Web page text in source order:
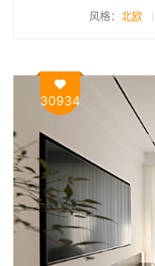
风格： 北欧
30934